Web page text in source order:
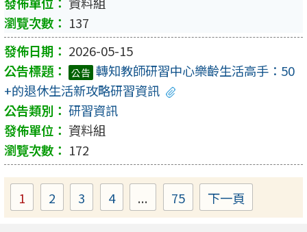
137
2026-05-15
公告 轉知教師研習中心樂齡生活高手：50
+的退休生活新攻略研習資訊
研習資訊
資料組
172
Page
1 Page
2 Page
3 Page
4 ... Page
75 下一頁